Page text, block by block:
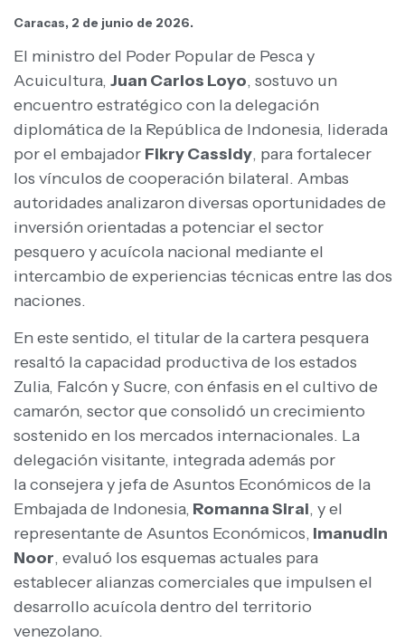
Caracas, 2 de junio de 2026.
El ministro del Poder Popular de Pesca y
Acuicultura, Juan Carlos Loyo, sostuvo un
encuentro estratégico con la delegación
diplomática de la República de Indonesia, liderada
por el embajador Fikry Cassidy, para fortalecer
los vínculos de cooperación bilateral. Ambas
autoridades analizaron diversas oportunidades de
inversión orientadas a potenciar el sector
pesquero y acuícola nacional mediante el
intercambio de experiencias técnicas entre las dos
naciones.
En este sentido, el titular de la cartera pesquera
resaltó la capacidad productiva de los estados
Zulia, Falcón y Sucre, con énfasis en el cultivo de
camarón, sector que consolidó un crecimiento
sostenido en los mercados internacionales. La
delegación visitante, integrada además por
la consejera y jefa de Asuntos Económicos de la
Embajada de Indonesia, Romanna Sirai, y el
representante de Asuntos Económicos, Imanudin
Noor, evaluó los esquemas actuales para
establecer alianzas comerciales que impulsen el
desarrollo acuícola dentro del territorio
venezolano.